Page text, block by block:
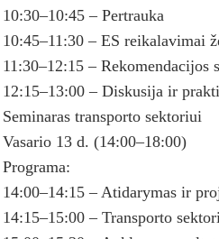
10:30–10:45 – Pertrauka
10:45–11:30 – ES reikalavimai
11:30–12:15 – Rekomendacijos
12:15–13:00 – Diskusija ir
Seminaras transporto sektoriui
Vasario 13 d. (14:00–18:00)
Programa:
14:00–14:15 – Atidarymas ir
14:15–15:00 – Transporto